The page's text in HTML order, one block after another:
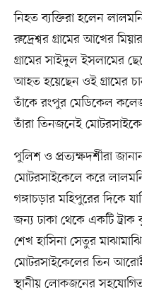
নিহত ব্যক্তিরা হলেন
রুদ্রেশ্বর গ্রামের আখের
গ্রামের সাইদুল ইসলামের
আহত হয়েছেন ওই গ্রামের
তাঁকে রংপুর মেডিকেল
তাঁরা তিনজনেই
পুলিশ ও প্রত্যক্ষদর্শীরা
মোটরসাইকেলে করে
গঙ্গাচড়ার মহিপুরের দিকে
জন্য ঢাকা থেকে একটি ট্রাক
শেখ হাসিনা সেতুর
মোটরসাইকেলের তিন
স্থানীয় লোকজনের